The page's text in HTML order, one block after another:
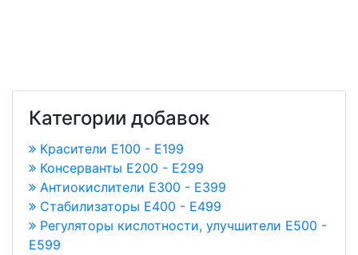
Категории добавок
Красители E100 - E199
Консерванты Е200 - Е299
Антиокислители Е300 - Е399
Стабилизаторы Е400 - Е499
Регуляторы кислотности, улучшители Е500 -
Е599